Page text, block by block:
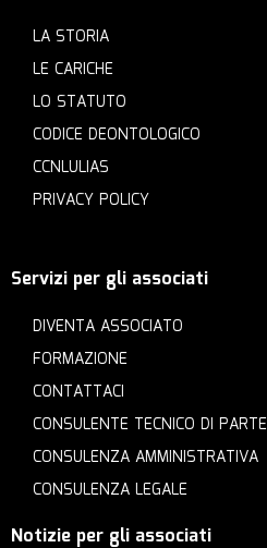
LA STORIA
LE CARICHE
LO STATUTO
CODICE DEONTOLOGICO
CCNLULIAS
PRIVACY POLICY
Servizi per gli associati
DIVENTA ASSOCIATO
FORMAZIONE
CONTATTACI
CONSULENTE TECNICO DI PARTE
CONSULENZA AMMINISTRATIVA
CONSULENZA LEGALE
Notizie per gli associati